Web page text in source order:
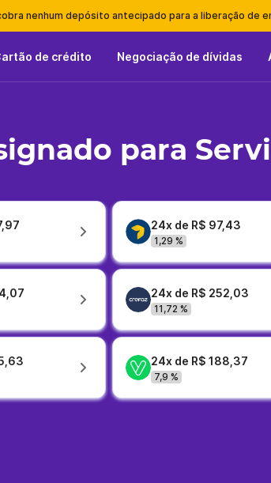
nenhum depósito antecipado para a liberação de
de crédito Negociação de dívidas
para
24x de R$ 97,43
1,29 %
24x de R$ 252,03
11,72 %
24x de R$ 188,37
7,9 %